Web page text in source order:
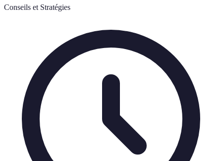
Conseils et Stratégies